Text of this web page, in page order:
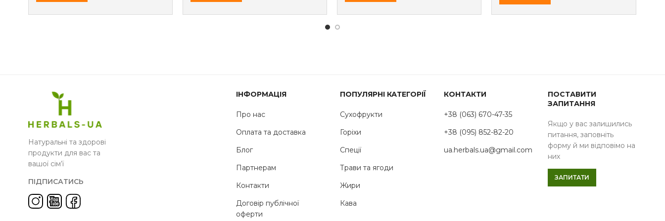
Натуральні та здорові
продукти для вас та
вашої сім’ї
ПІДПИСАТИСЬ
ІНФОРМАЦІЯ
Про нас
Оплата та доставка
Блог
Партнерам
Контакти
Договір публічної
оферти
ПОПУЛЯРНІ КАТЕГОРІЇ
Сухофрукти
Горіхи
Спеції
Трави та ягоди
Жири
Кава
КОНТАКТИ
+38 (063) 670-47-35
+38 (095) 852-82-20
ua.herbals.ua@gmail.com
ПОСТАВИТИ
ЗАПИТАННЯ
Якщо у вас залишились
питання, заповніть
форму й ми відповімо на
них
ЗАПИТАТИ